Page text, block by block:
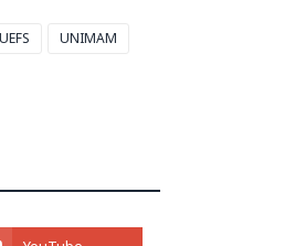
UEFS UNIMAM